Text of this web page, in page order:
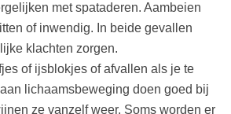
met spataderen. Aambeien
of inwendig. In beide gevallen
klachten zorgen.
of ijsblokjes of afvallen als je te
lichaamsbeweging doen goed bij
ze vanzelf weer. Soms worden er